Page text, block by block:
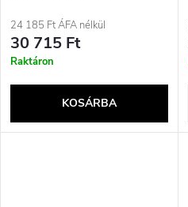
24 185 Ft ÁFA nélkül
30 715 Ft
Raktáron
KOSÁRBA